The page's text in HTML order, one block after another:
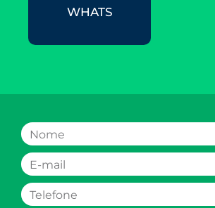
WHATS